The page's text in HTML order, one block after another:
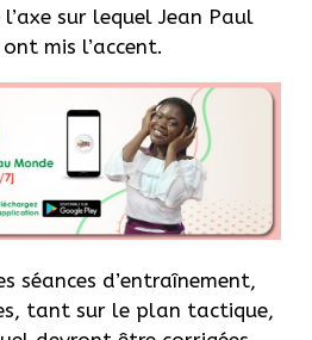
sur lequel Jean Paul
mis l’accent.
séances d’entraînement,
tant sur le plan tactique,